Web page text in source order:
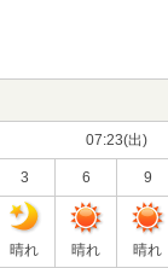
07:23(出)
3 6 9
晴れ 晴れ 晴れ